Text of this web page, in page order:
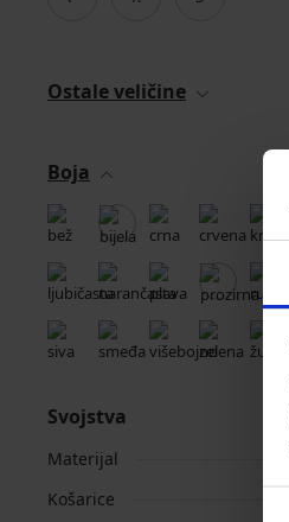
Ostale veličine
Boja
Svojstva
Materijal
Košarice